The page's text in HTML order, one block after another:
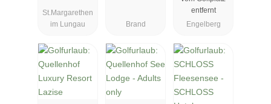
St.Margarethen
im Lungau
Brand
entfernt
Engelberg